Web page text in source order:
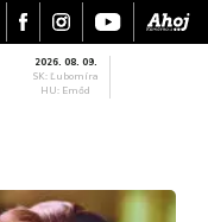
2026. 08. 09.
SK: Ľubomíra
HU: Emőd